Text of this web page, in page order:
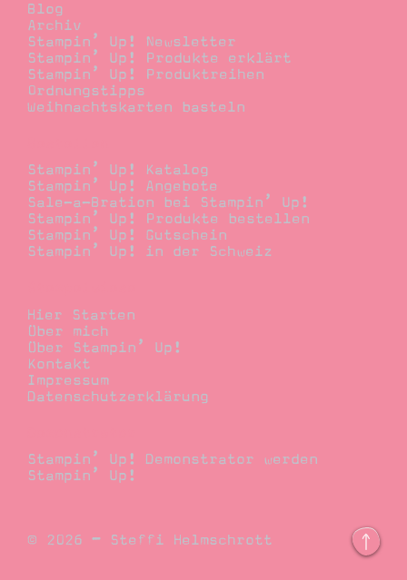
Blog
Archiv
Stampin’ Up! Newsletter
Stampin’ Up! Produkte erklärt
Stampin’ Up! Produktreihen
Ordnungstipps
Weihnachtskarten basteln
Stampin’ Up! Katalog
Stampin’ Up! Angebote
Sale-a-Bration bei Stampin’ Up!
Stampin’ Up! Produkte bestellen
Stampin’ Up! Gutschein
Stampin’ Up! in der Schweiz
Hier Starten
Über mich
Über Stampin’ Up!
Kontakt
Impressum
Datenschutzerklärung
Stampin’ Up! Demonstrator werden
Stampin’ Up!
© 2026 – Steffi Helmschrott